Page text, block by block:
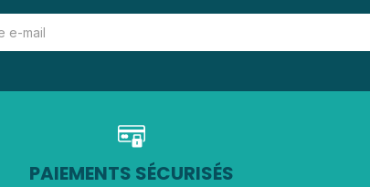
PAIEMENTS SÉCURISÉS